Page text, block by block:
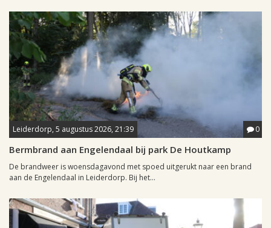
Leiderdorp, 5 augustus 2026, 21:39 0
Bermbrand aan Engelendaal bij park De Houtkamp
De brandweer is woensdagavond met spoed uitgerukt naar een brand
aan de Engelendaal in Leiderdorp. Bij het...